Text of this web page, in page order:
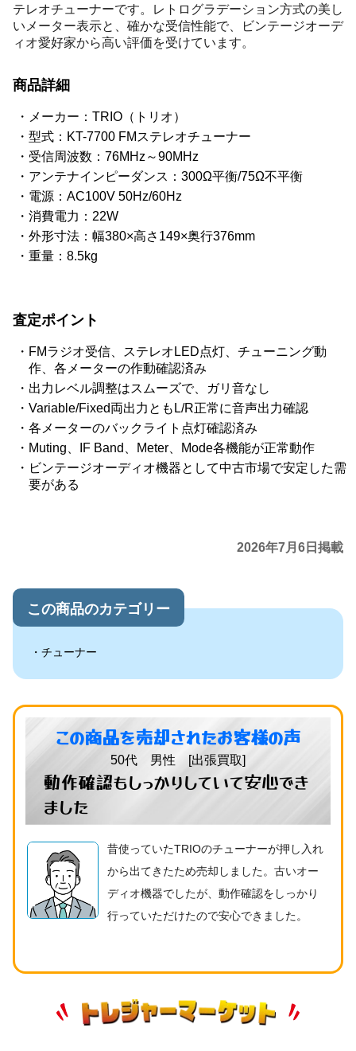
テレオチューナーです。レトログラデーション方式の美し
いメーター表示と、確かな受信性能で、ビンテージオーデ
ィオ愛好家から高い評価を受けています。
商品詳細
メーカー：TRIO（トリオ）
型式：KT-7700 FMステレオチューナー
受信周波数：76MHz～90MHz
アンテナインピーダンス：300Ω平衡/75Ω不平衡
電源：AC100V 50Hz/60Hz
消費電力：22W
外形寸法：幅380×高さ149×奥行376mm
重量：8.5kg
査定ポイント
FMラジオ受信、ステレオLED点灯、チューニング動
作、各メーターの作動確認済み
出力レベル調整はスムーズで、ガリ音なし
Variable/Fixed両出力ともL/R正常に音声出力確認
各メーターのバックライト点灯確認済み
Muting、IF Band、Meter、Mode各機能が正常動作
ビンテージオーディオ機器として中古市場で安定した需
要がある
2026年7月6日掲載
この商品のカテゴリー
チューナー
この商品を売却されたお客様の声
50代 男性 [出張買取]
動作確認もしっかりしていて安心でき
ました
昔使っていたTRIOのチューナーが押し入れ
から出てきたため売却しました。古いオー
ディオ機器でしたが、動作確認をしっかり
行っていただけたので安心できました。